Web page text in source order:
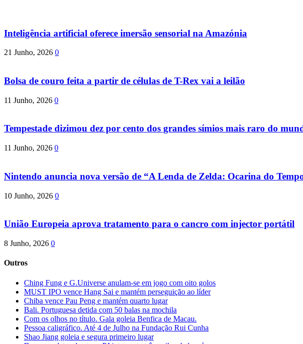
Inteligência artificial oferece imersão sensorial na Amazónia
21 Junho, 2026 0
Bolsa de couro feita a partir de células de T-Rex vai a leilão
11 Junho, 2026 0
Tempestade dizimou dez por cento dos grandes símios mais raro do
11 Junho, 2026 0
Nintendo anuncia nova versão de “A Lenda de Zelda: Ocarina do
10 Junho, 2026 0
União Europeia aprova tratamento para o cancro com injector portátil
8 Junho, 2026 0
Outros
Ching Fung e G.Universe anulam-se em jogo com oito golos
MUST IPO vence Hang Sai e mantém perseguição ao líder
Chiba vence Pau Peng e mantém quarto lugar
Bali. Portuguesa detida com 50 balas na mochila
Com os olhos no título. Gala goleia Benfica de Macau.
Pessoa caligráfico. Até 4 de Julho na Fundação Rui Cunha
Shao Jiang goleia e segura primeiro lugar